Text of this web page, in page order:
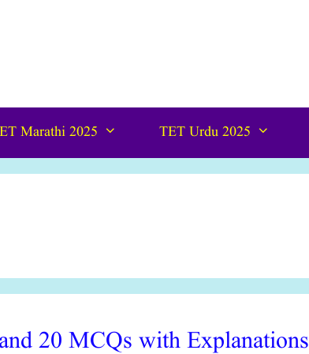
Marathi 2025 TET Urdu 2025
20 MCQs with Explanations